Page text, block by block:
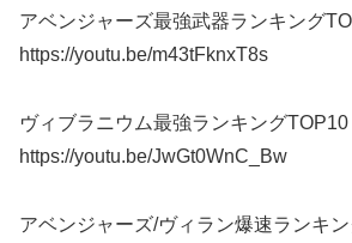
アベンジャーズ最強武器ランキング
https://youtu.be/m43tFknxT8s
ヴィブラニウム最強ランキング
https://youtu.be/JwGt0WnC_Bw
アベンジャーズ/ヴィラン爆速ランキ